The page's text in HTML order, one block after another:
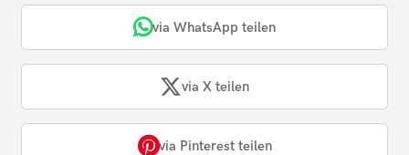
via WhatsApp teilen
via X teilen
via Pinterest teilen